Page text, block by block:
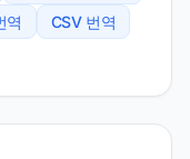
역
CSV 번역